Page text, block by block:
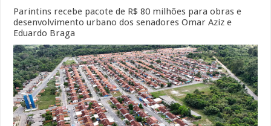
Parintins recebe pacote de R$ 80 milhões para obras e
desenvolvimento urbano dos senadores Omar Aziz e
Eduardo Braga